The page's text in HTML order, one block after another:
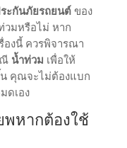
ะกันภัยรถยนต์ของ
มหรือไม่ หาก
งนี้ ควรพิจารณา
น้ำท่วม เพื่อให้
คุณจะไม่ต้องแบก
ดเอง
พหากต้องใช้